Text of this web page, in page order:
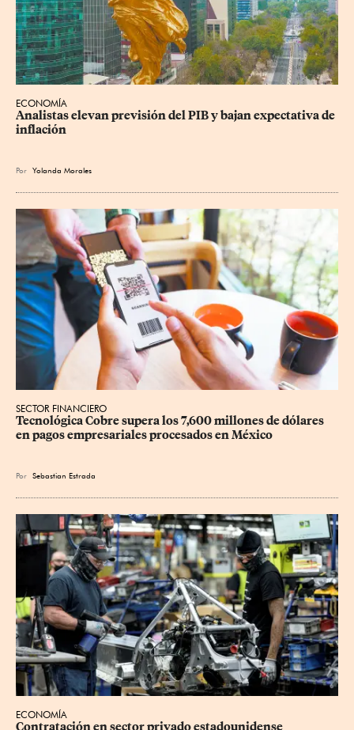
ECONOMÍA
Analistas elevan previsión del PIB y bajan expectativa de
inflación
Por Yolanda Morales
SECTOR FINANCIERO
Tecnológica Cobre supera los 7,600 millones de dólares
en pagos empresariales procesados en México
Por Sebastian Estrada
ECONOMÍA
Contratación en sector privado estadounidense